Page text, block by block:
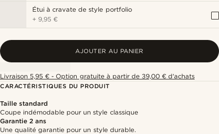
Étui à cravate de style portfolio
+ 9,95 €
AJOUTER AU PANIER
Livraison 5,95 € - Option gratuite à partir de 39,00 € d'achats
CARACTÉRISTIQUES DU PRODUIT
Taille standard
Coupe indémodable pour un style classique
Garantie 2 ans
Une qualité garantie pour un style durable.